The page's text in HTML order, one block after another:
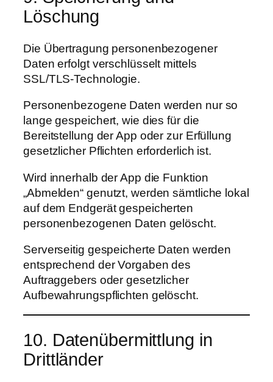
Löschung
Die Übertragung personenbezogener
Daten erfolgt verschlüsselt mittels
SSL/TLS-Technologie.
Personenbezogene Daten werden nur so
lange gespeichert, wie dies für die
Bereitstellung der App oder zur Erfüllung
gesetzlicher Pflichten erforderlich ist.
Wird innerhalb der App die Funktion
„Abmelden“ genutzt, werden sämtliche lokal
auf dem Endgerät gespeicherten
personenbezogenen Daten gelöscht.
Serverseitig gespeicherte Daten werden
entsprechend der Vorgaben des
Auftraggebers oder gesetzlicher
Aufbewahrungspflichten gelöscht.
10. Datenübermittlung in
Drittländer